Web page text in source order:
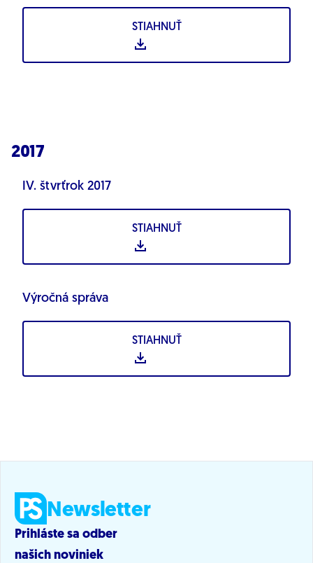
STIAHNUŤ
2017
IV. štvrťrok 2017
STIAHNUŤ
Výročná správa
STIAHNUŤ
Newsletter
Prihláste sa odber
našich noviniek